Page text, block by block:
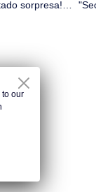
sorpresa!
to our